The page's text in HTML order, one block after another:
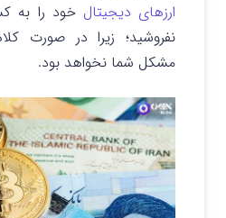
ارزهای دیجیتال خود را به
نفروشید؛ زیرا در صورت
مشکل شما نخواهد بود.